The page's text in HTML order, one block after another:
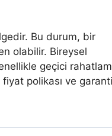
Bu durum, bir
olabilir. Bireysel
geçici
polikası ve